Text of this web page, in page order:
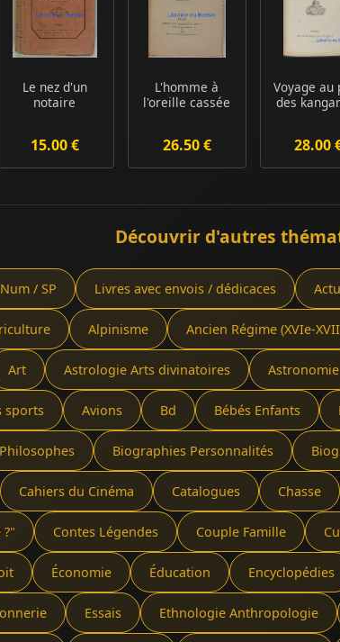
Le nez d'un
notaire
15.00 €
L'homme à
l'oreille cassée
26.50 €
Voyage au
des
28.00
Découvrir d'autres
/ SP Livres avec envois / dédicaces
Alpinisme Ancien Régime (XVIe-
Art Astrologie Arts divinatoires Astronomie
sports Avions Bd Bébés Enfants
Biographies Personnalités
Cahiers du Cinéma Catalogues Chasse
Contes Légendes Couple Famille
Économie Éducation Encyclopédies
Essais Ethnologie Anthropologie